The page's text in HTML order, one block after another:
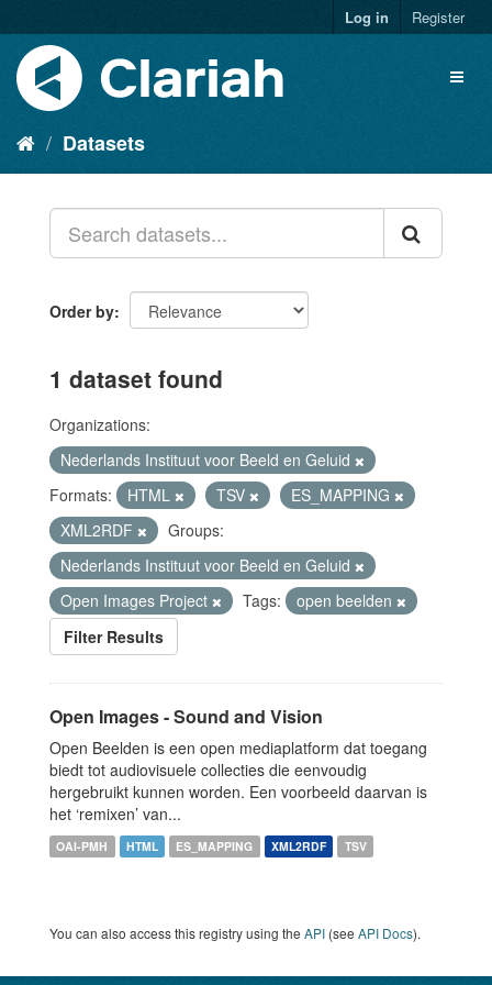
Log in Register
Datasets
Order by
1 dataset found
Organizations:
Nederlands Instituut voor Beeld en Geluid
Formats:
HTML TSV
ES_MAPPING
XML2RDF
Groups:
Nederlands Instituut voor Beeld en Geluid
Open Images Project
Tags:
open beelden
Filter Results
Open Images - Sound and Vision
Open Beelden is een open mediaplatform dat toegang
biedt tot audiovisuele collecties die eenvoudig
hergebruikt kunnen worden. Een voorbeeld daarvan is
het ‘remixen’ van...
OAI-PMH HTML ES_MAPPING XML2RDF TSV
You can also access this registry using the API (see API Docs).